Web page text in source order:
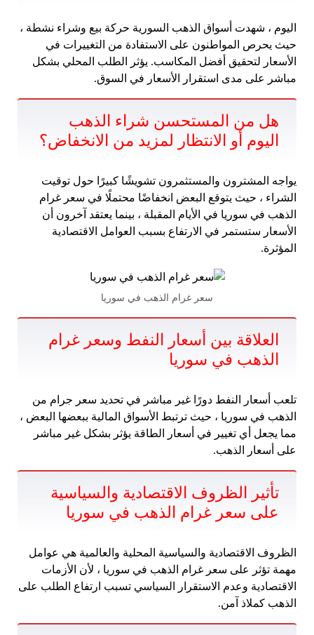
اليوم ، شهدت أسواق الذهب السورية حركة بيع وشراء نشطة ،
حيث يحرص المواطنون على الاستفادة من التغييرات في
الأسعار لتحقيق أفضل المكاسب. يؤثر الطلب المحلي بشكل
مباشر على مدى استقرار الأسعار في السوق.
هل من المستحسن شراء الذهب
اليوم أو الانتظار لمزيد من الانخفاض؟
يواجه المشترون والمستثمرون تشويشًا كبيرًا حول توقيت
الشراء ، حيث يتوقع البعض انخفاضًا محتملًا في سعر غرام
الذهب في سوريا في الأيام المقبلة ، بينما يعتقد آخرون أن
الأسعار ستستمر في الارتفاع بسبب العوامل الاقتصادية
المؤثرة.
سعر غرام الذهب في سوريا
العلاقة بين أسعار النفط وسعر غرام
الذهب في سوريا
تلعب أسعار النفط دورًا غير مباشر في تحديد سعر جرام من
الذهب في سوريا ، حيث ترتبط الأسواق المالية ببعضها البعض ،
مما يجعل أي تغيير في أسعار الطاقة يؤثر بشكل غير مباشر
على أسعار الذهب.
تأثير الظروف الاقتصادية والسياسية
على سعر غرام الذهب في سوريا
الظروف الاقتصادية والسياسية المحلية والعالمية هي عوامل
مهمة تؤثر على سعر غرام الذهب في سوريا ، لأن الأزمات
الاقتصادية وعدم الاستقرار السياسي تسبب ارتفاع الطلب على
الذهب كملاذ آمن.